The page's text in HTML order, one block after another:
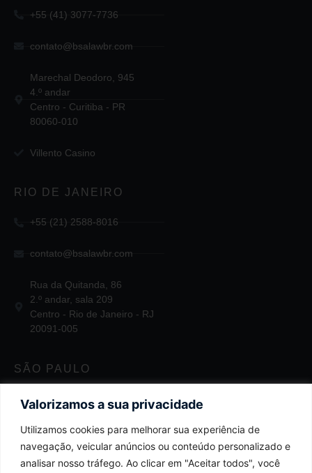
Valorizamos a sua privacidade
Utilizamos cookies para melhorar sua experiência de
navegação, veicular anúncios ou conteúdo personalizado e
analisar nosso tráfego. Ao clicar em "Aceitar todos", você
+55 (41) 3077-7736
contato@bsalawbr.com
Marechal Deodoro, 945
4.º andar
Centro - Curitiba - PR
80060-010
Villento Casino
RIO DE JANEIRO
+55 (21) 2588-8016
contato@bsalawbr.com
Rua da Quitanda, 86
2.º andar, sala 209
Centro - Rio de Janeiro - RJ
20091-005
SÃO PAULO
+55 11 2124-3747
contato@bsalawbr.com
Av. Juscelino Kubitschek, 1455